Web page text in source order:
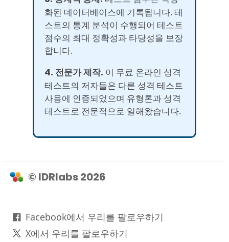
화된 데이터베이스에 기록됩니다. 테
스트의 통계 분석이 수행되어 테스트
점수의 최대 정확성과 타당성을 보장
합니다.
4. 전문가 제작. 이 무료 온라인 성격
테스트의 저자들은 다른 성격 테스트
사용에 인증되었으며 유형론과 성격
테스트로 전문적으로 일해왔습니다.
© IDRlabs 2026
Facebook에서 우리를 팔로우하기
X에서 우리를 팔로우하기